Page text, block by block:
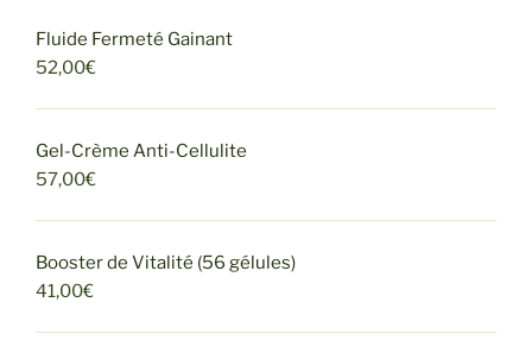
Fluide Fermeté Gainant
52,00€
Gel-Crème Anti-Cellulite
57,00€
Booster de Vitalité (56 gélules)
41,00€